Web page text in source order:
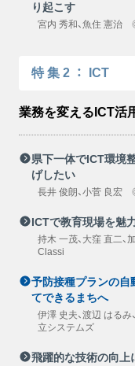
り起こす
宮内 秀和、魚住 憲治
特集2 ： ICT
業務を変えるICT活
県下一体でICT環境
げしたい
長井 俊朗、小菅 良宏
ICTで教育現場を魅
持木 一茂、大窪 直二
Classi
予防接種プランの自
てできるまちへ
伊澤 史夫、渡辺 はる
立システムズ
飛躍的な技術の向上